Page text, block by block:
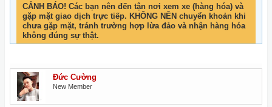
CẢNH BÁO! Các bạn nên đến tận nơi xem xe (hàng hóa) và
gặp mặt giao dịch trực tiếp. KHÔNG NÊN chuyển khoản khi
chưa gặp mặt, tránh trường hợp lừa đảo và nhận hàng hóa
không đúng sự thật.
Đức Cường
New Member